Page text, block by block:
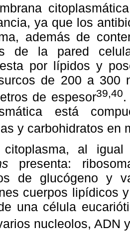
ya que los
además de
de la pared
por lípidos y
de 200 a 300
de espesor39,40
está
y carbohidratos en
al
presenta:
de glucógeno y
cuerpos lipídicos
una célula
nucleolos, ADN